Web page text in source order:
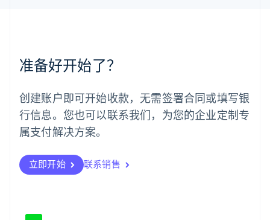
准备好开始了？
创建账户即可开始收款，无需签署合同或填写银
行信息。您也可以联系我们，为您的企业定制专
属支付解决方案。
立即开始 联系销售
English
葡萄牙
日本
日本語 English
瑞典
SvenskaEnglish
Deutsch FrançaisItaliano English
塞浦路斯